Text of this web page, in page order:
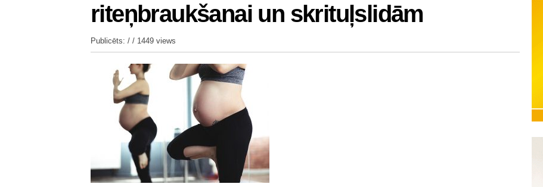
riteņbraukšanai un skrituļslidām
Publicēts: / / 1449 views